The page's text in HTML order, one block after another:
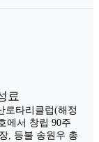
료
로타리클럽(해정
에서 창립 90주
, 등불 송원우 총